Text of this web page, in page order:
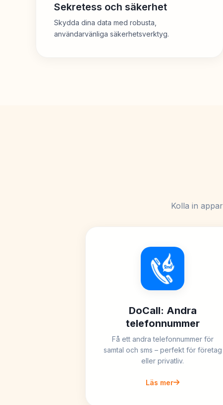
Sekretess och säkerhet
Skydda dina data med robusta,
användarvänliga säkerhetsverktyg.
Kolla in
DoCall: Andra
telefonnummer
Få ett andra telefonnummer för
samtal och sms – perfekt för företag
eller privatliv.
Läs mer